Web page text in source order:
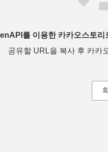
를 이용한 카카오스토
공유할 URL을 복사 후 카카